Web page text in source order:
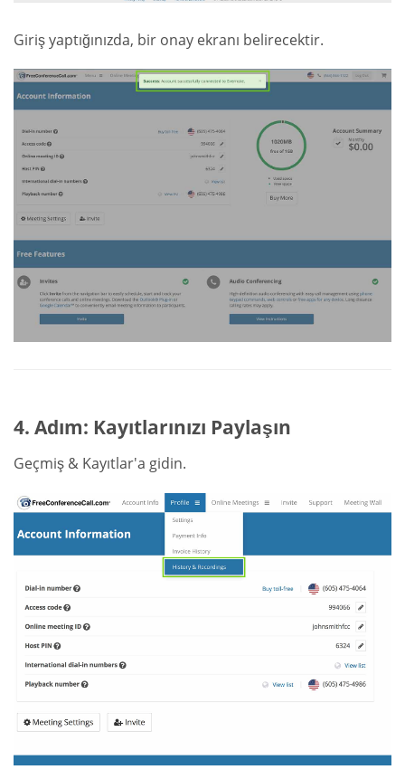
Giriş yaptığınızda, bir onay ekranı belirecektir.
4. Adım: Kayıtlarınızı Paylaşın
Geçmiş & Kayıtlar'a gidin.